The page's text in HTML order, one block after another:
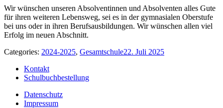
Wir wünschen unseren Absolventinnen und Absolventen alles Gute
für ihren weiteren Lebensweg, sei es in der gymnasialen Oberstufe
bei uns oder in ihren Berufsausbildungen. Wir wünschen allen viel
Erfolg im neuen Abschnitt.
Categories: 2024-2025, Gesamtschule22. Juli 2025
Kontakt
Schulbuchbestellung
Datenschutz
Impressum